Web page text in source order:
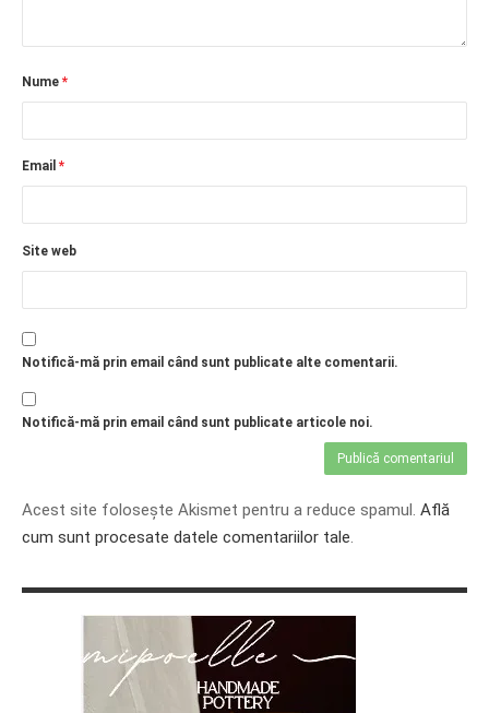
Nume *
Email *
Site web
Notifică-mă prin email când sunt publicate alte comentarii.
Notifică-mă prin email când sunt publicate articole noi.
Acest site folosește Akismet pentru a reduce spamul. Află
cum sunt procesate datele comentariilor tale.